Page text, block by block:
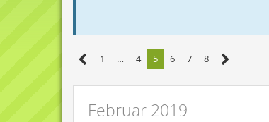
1 … 4 5 6 7 8
Februar 2019